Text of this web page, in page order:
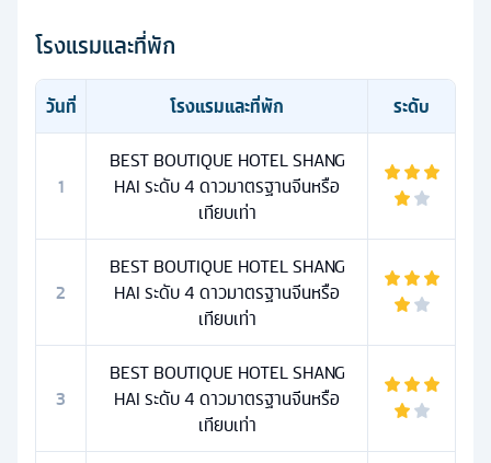
โรงแรมและที่พัก
วันที่ โรงแรมและที่พัก ระดับ
1
BEST BOUTIQUE HOTEL SHANG
HAI ระดับ 4 ดาวมาตรฐานจีนหรือ
เทียบเท่า
2
BEST BOUTIQUE HOTEL SHANG
HAI ระดับ 4 ดาวมาตรฐานจีนหรือ
เทียบเท่า
3
BEST BOUTIQUE HOTEL SHANG
HAI ระดับ 4 ดาวมาตรฐานจีนหรือ
เทียบเท่า